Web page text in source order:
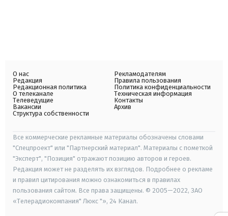
О нас
Редакция
Редакционная политика
О телеканале
Телеведущие
Вакансии
Структура собственности
Рекламодателям
Правила пользования
Политика конфиденциальности
Техническая информация
Контакты
Архив
Все коммерческие рекламные материалы обозначены словами
"Спецпроект" или "Партнерский материал". Материалы с пометкой
"Эксперт", "Позиция" отражают позицию авторов и героев.
Редакция может не разделять их взглядов. Подробнее о рекламе
и правил цитирования можно ознакомиться в правилах
пользования сайтом. Все права защищены. © 2005—2022, ЗАО
«Телерадиокомпания" Люкс "», 24 Канал.